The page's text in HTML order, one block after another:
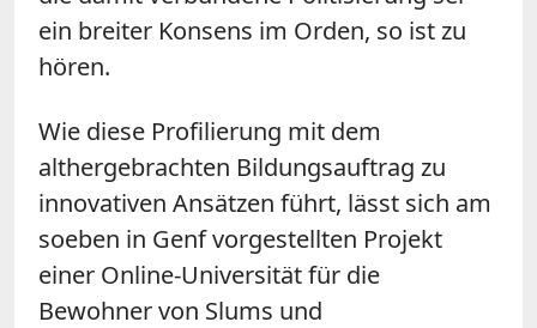
ein breiter Konsens im Orden, so ist zu
hören.
Wie diese Profilierung mit dem
althergebrachten Bildungsauftrag zu
innovativen Ansätzen führt, lässt sich am
soeben in Genf vorgestellten Projekt
einer Online-Universität für die
Bewohner von Slums und